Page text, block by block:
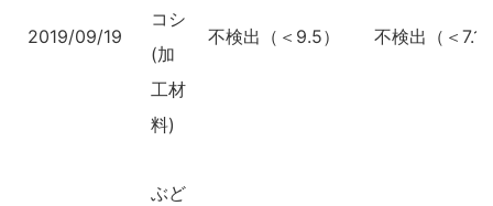
2019/09/19
コシ
(加
工材
料)
不検出（＜9.5） 不検出（＜7.1
ぶど